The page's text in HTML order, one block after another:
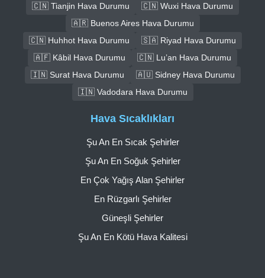
🇨🇳 Tianjin Hava Durumu
🇨🇳 Wuxi Hava Durumu
🇦🇷 Buenos Aires Hava Durumu
🇨🇳 Huhhot Hava Durumu
🇸🇦 Riyad Hava Durumu
🇦🇫 Kâbil Hava Durumu
🇨🇳 Lu’an Hava Durumu
🇮🇳 Surat Hava Durumu
🇦🇺 Sidney Hava Durumu
🇮🇳 Vadodara Hava Durumu
Hava Sıcaklıkları
Şu An En Sıcak Şehirler
Şu An En Soğuk Şehirler
En Çok Yağış Alan Şehirler
En Rüzgarlı Şehirler
Güneşli Şehirler
Şu An En Kötü Hava Kalitesi